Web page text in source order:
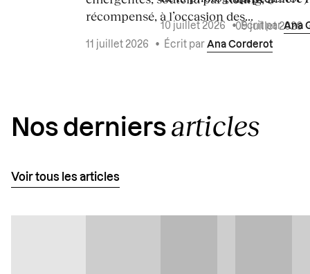
récompensé, à l’occasion des...
11 juillet 2026 • Écrit par Ana Corderot
10 juillet 2026 •Écrit parAna
09 juillet 2026
Nos derniers articles
Voir tous les articles